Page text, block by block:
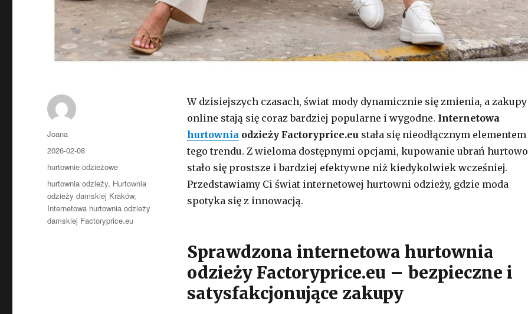
W dzisiejszych czasach, świat mody dynamicznie się zmienia, a zakupy
online stają się coraz bardziej popularne i wygodne. Internetowa
hurtowniaodzieży Factoryprice.eustała się nieodłącznym elementem
tego trendu. Z wieloma dostępnymi opcjami, kupowanie ubrań hurtowo
stało się prostsze i bardziej efektywne niż kiedykolwiek wcześniej.
Przedstawiamy Ci świat internetowej hurtowni odzieży, gdzie moda
spotyka się z innowacją.
Sprawdzona internetowa hurtownia
odzieży Factoryprice.eu – bezpieczne i
satysfakcjonujące zakupy
Autor
Joana
Opublikowano
2026-02-08
Kategorie
hurtownie odzieżowe
Tagi
hurtownia odzieży, Hurtownia
odzieży damskiej Kraków,
Internetowa hurtownia odzieży
damskiej Factoryprice.eu